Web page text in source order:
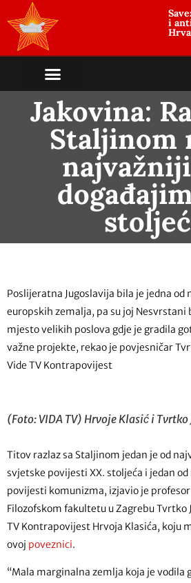
i
Jakovina:
Staljinom
Poslijeratna Jugoslavija bila je jedna
europskih zemalja, pa su joj Nesvrstani
mjesto velikih poslova gdje je gradila
važne projekte, rekao je povjesničar
Vide TV Kontrapovijest
(Foto: VIDA TV) Hrvoje Klasić i Tvrtko
Titov razlaz sa Staljinom jedan je od
svjetske povijesti XX. stoljeća i jedan
povijesti komunizma, izjavio je
Filozofskom fakultetu u Zagrebu Tvrtko
TV Kontrapovijest Hrvoja Klasića, koju
ovoj poveznici.
“Mala marginalna zemlja koja je vodila